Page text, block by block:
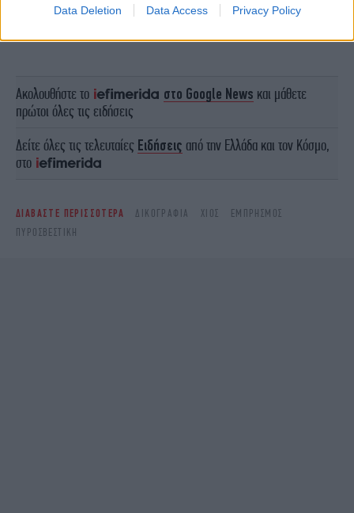
Data Deletion Data Access Privacy Policy
Ακολουθήστε το στο Google News και μάθετε
πρώτοι όλες τις ειδήσεις
Δείτε όλες τις τελευταίες Ειδήσεις από την Ελλάδα και τον Κόσμο,
στο
ΔΙΑΒΑΣΤΕ ΠΕΡΙΣΣΟΤΕΡΑ ΔΙΚΟΓΡΑΦΊΑ ΧΊΟΣ
ΕΜΠΡΗΣΜΌΣ
ΠΥΡΟΣΒΕΣΤΙΚΉ